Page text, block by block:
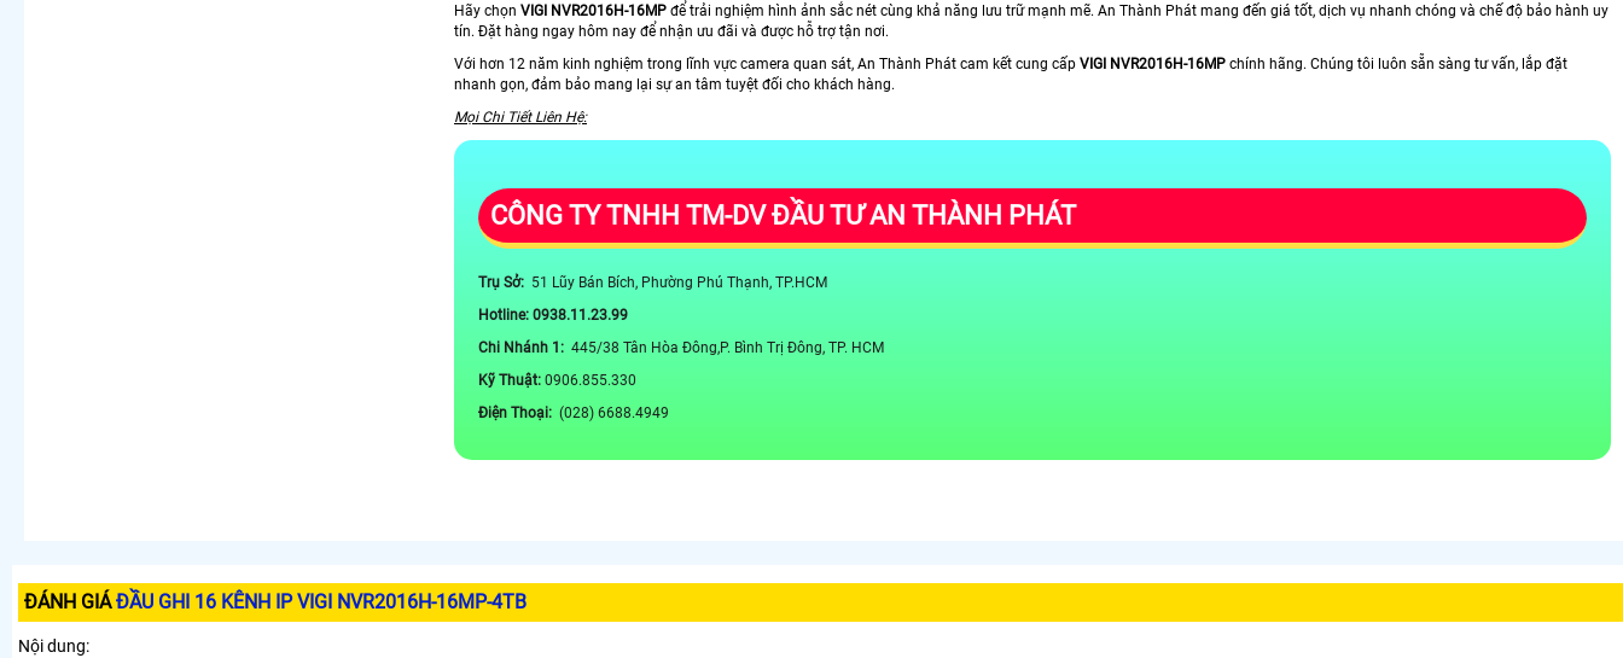
Hãy chọn VIGI NVR2016H-16MP để trải nghiệm hình ảnh sắc nét cùng khả năng lưu trữ mạnh mẽ. An Thành Phát mang đến giá tốt, dịch vụ nhanh chóng và chế độ bảo hành uy
tín. Đặt hàng ngay hôm nay để nhận ưu đãi và được hỗ trợ tận nơi.
Với hơn 12 năm kinh nghiệm trong lĩnh vực camera quan sát, An Thành Phát cam kết cung cấp VIGI NVR2016H-16MP chính hãng. Chúng tôi luôn sẵn sàng tư vấn, lắp đặt
nhanh gọn, đảm bảo mang lại sự an tâm tuyệt đối cho khách hàng.
Mọi Chi Tiết Liên Hệ:
CÔNG TY TNHH TM-DV ĐẦU TƯ AN THÀNH PHÁT
Trụ Sở: 51 Lũy Bán Bích, Phường Phú Thạnh, TP.HCM
Hotline: 0938.11.23.99
Chi Nhánh 1: 445/38 Tân Hòa Đông,P. Bình Trị Đông, TP. HCM
Kỹ Thuật: 0906.855.330
Điện Thoại: (028) 6688.4949
ĐÁNH GIÁĐẦU GHI 16 KÊNH IP VIGI NVR2016H-16MP-4TB
Nội dung: